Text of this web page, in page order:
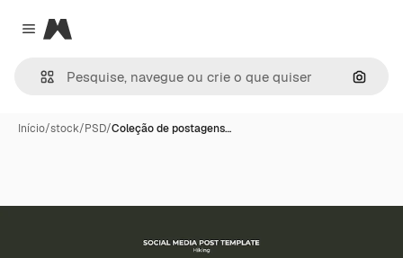
Close menu
Magnific
Início/stock/PSD/Coleção de postagens…